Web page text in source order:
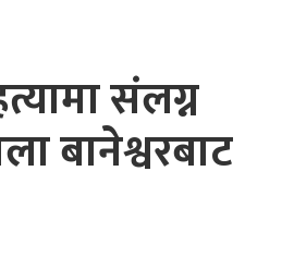
संलग्न
बानेश्वरबाट